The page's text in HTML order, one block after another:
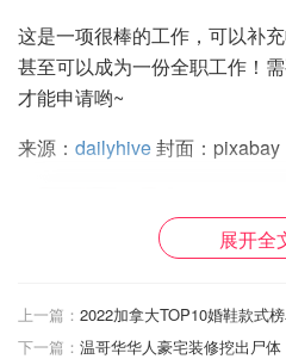
这是一项很棒的工作，可以补
甚至可以成为一份全职工作！
才能申请哟~
来源： dailyhive封面：pixabay
北美教科书
便宜教材！
加国铲屎官
展开全
上一篇：
下一篇：